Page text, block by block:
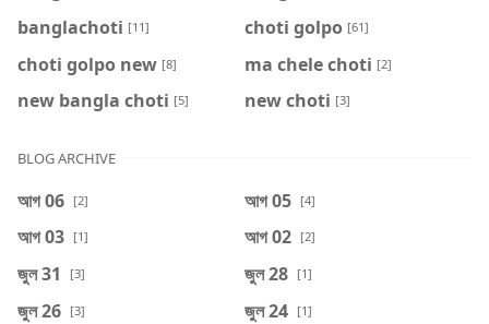
banglachoti [11] choti golpo [61]
choti golpo new [8] ma chele choti [2]
new bangla choti [5] new choti [3]
BLOG ARCHIVE
আগ 06 [2] আগ 05 [4]
আগ 03 [1] আগ 02 [2]
জুল 31 [3] জুল 28 [1]
জুল 26 [3] জুল 24 [1]